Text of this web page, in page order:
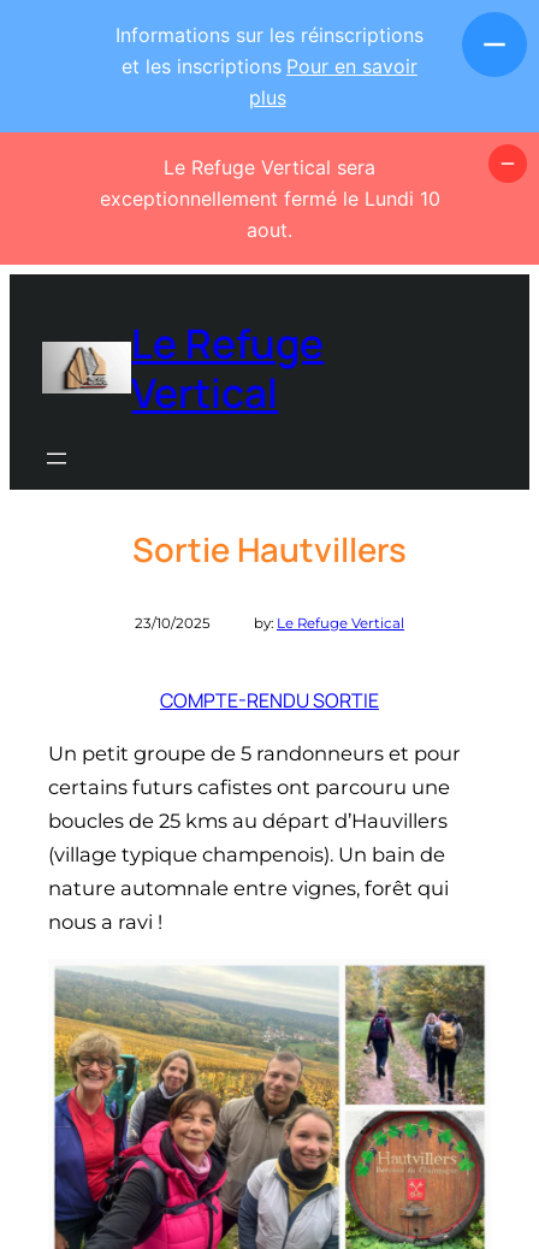
contenu
Le Refuge
Vertical
Sortie Hautvillers
23/10/2025 by: Le Refuge Vertical
COMPTE-RENDU SORTIE
Un petit groupe de 5 randonneurs et pour
certains futurs cafistes ont parcouru une
boucles de 25 kms au départ d’Hauvillers
(village typique champenois). Un bain de
nature automnale entre vignes, forêt qui
nous a ravi !
Informations sur les réinscriptions
et les inscriptions Pour en savoir
plus
Le Refuge Vertical sera
exceptionnellement fermé le Lundi 10
aout.